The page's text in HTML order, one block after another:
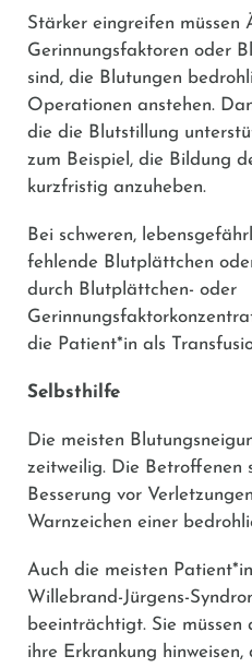
Stärker eingreifen müssen
Gerinnungsfaktoren oder
sind, die Blutungen
Operationen anstehen.
die die Blutstillung
zum Beispiel, die Bildung
kurzfristig anzuheben.
Bei schweren,
fehlende Blutplättchen
durch Blutplättchen- oder
die Patient*in als
Selbsthilfe
Die meisten
zeitweilig. Die Betroffenen
Besserung vor
Warnzeichen einer
Auch die meisten
Willebrand-Jürgens-
beeinträchtigt. Sie
ihre Erkrankung